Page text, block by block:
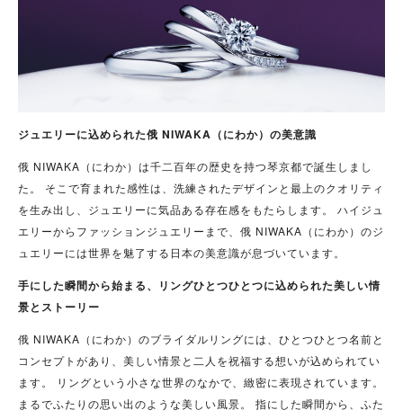
ジュエリーに込められた俄 NIWAKA（にわか）の美意識
俄 NIWAKA（にわか）は千二百年の歴史を持つ琴京都で誕生しまし
た。 そこで育まれた感性は、洗練されたデザインと最上のクオリティ
を生み出し、ジュエリーに気品ある存在感をもたらします。 ハイジュ
エリーからファッションジュエリーまで、俄 NIWAKA（にわか）のジ
ュエリーには世界を魅了する日本の美意識が息づいています。
手にした瞬間から始まる、リングひとつひとつに込められた美しい情
景とストーリー
俄 NIWAKA（にわか）のブライダルリングには、ひとつひとつ名前と
コンセプトがあり、美しい情景と二人を祝福する想いが込められてい
ます。 リングという小さな世界のなかで、緻密に表現されています。
まるでふたりの思い出のような美しい風景。 指にした瞬間から、ふた